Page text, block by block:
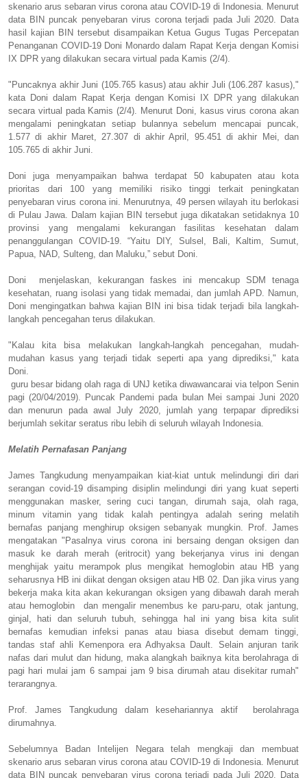
skenario arus sebaran virus corona atau COVID-19 di Indonesia. Menurut
data BIN puncak penyebaran virus corona terjadi pada Juli 2020. Data
hasil kajian BIN tersebut disampaikan Ketua Gugus Tugas Percepatan
Penanganan COVID-19 Doni Monardo dalam Rapat Kerja dengan Komisi
IX DPR yang dilakukan secara virtual pada Kamis (2/4).
"Puncaknya akhir Juni (105.765 kasus) atau akhir Juli (106.287 kasus),"
kata Doni dalam Rapat Kerja dengan Komisi IX DPR yang dilakukan
secara virtual pada Kamis (2/4). Menurut Doni, kasus virus corona akan
mengalami peningkatan setiap bulannya sebelum mencapai puncak,
1.577 di akhir Maret, 27.307 di akhir April, 95.451 di akhir Mei, dan
105.765 di akhir Juni.
Doni juga menyampaikan bahwa terdapat 50 kabupaten atau kota
prioritas dari 100 yang memiliki risiko tinggi terkait peningkatan
penyebaran virus corona ini. Menurutnya, 49 persen wilayah itu berlokasi
di Pulau Jawa. Dalam kajian BIN tersebut juga dikatakan setidaknya 10
provinsi yang mengalami kekurangan fasilitas kesehatan dalam
penanggulangan COVID-19. “Yaitu DIY, Sulsel, Bali, Kaltim, Sumut,
Papua, NAD, Sulteng, dan Maluku,” sebut Doni.
Doni menjelaskan, kekurangan faskes ini mencakup SDM tenaga
kesehatan, ruang isolasi yang tidak memadai, dan jumlah APD. Namun,
Doni mengingatkan bahwa kajian BIN ini bisa tidak terjadi bila langkah-
langkah pencegahan terus dilakukan.
"Kalau kita bisa melakukan langkah-langkah pencegahan, mudah-
mudahan kasus yang terjadi tidak seperti apa yang diprediksi," kata
Doni.
guru besar bidang olah raga di UNJ ketika diwawancarai via telpon Senin
pagi (20/04/2019). Puncak Pandemi pada bulan Mei sampai Juni 2020
dan menurun pada awal July 2020, jumlah yang terpapar diprediksi
berjumlah sekitar seratus ribu lebih di seluruh wilayah Indonesia.
Melatih Pernafasan Panjang
James Tangkudung menyampaikan kiat-kiat untuk melindungi diri dari
serangan covid-19 disamping disiplin melindungi diri yang kuat seperti
menggunakan masker, sering cuci tangan, dirumah saja, olah raga,
minum vitamin yang tidak kalah pentingya adalah sering melatih
bernafas panjang menghirup oksigen sebanyak mungkin. Prof. James
mengatakan "Pasalnya virus corona ini bersaing dengan oksigen dan
masuk ke darah merah (eritrocit) yang bekerjanya virus ini dengan
menghijak yaitu merampok plus mengikat hemoglobin atau HB yang
seharusnya HB ini diikat dengan oksigen atau HB 02. Dan jika virus yang
bekerja maka kita akan kekurangan oksigen yang dibawah darah merah
atau hemoglobin dan mengalir menembus ke paru-paru, otak jantung,
ginjal, hati dan seluruh tubuh, sehingga hal ini yang bisa kita sulit
bernafas kemudian infeksi panas atau biasa disebut demam tinggi,
tandas staf ahli Kemenpora era Adhyaksa Dault. Selain anjuran tarik
nafas dari mulut dan hidung, maka alangkah baiknya kita berolahraga di
pagi hari mulai jam 6 sampai jam 9 bisa dirumah atau disekitar rumah"
terarangnya.
Prof. James Tangkudung dalam kesehariannya aktif berolahraga
dirumahnya.
Sebelumnya Badan Intelijen Negara telah mengkaji dan membuat
skenario arus sebaran virus corona atau COVID-19 di Indonesia. Menurut
data BIN puncak penyebaran virus corona terjadi pada Juli 2020. Data